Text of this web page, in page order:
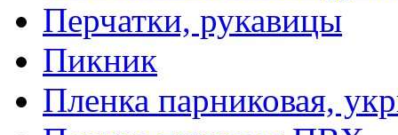
Перчатки, рукавицы
Пикник
Пленка парниковая,